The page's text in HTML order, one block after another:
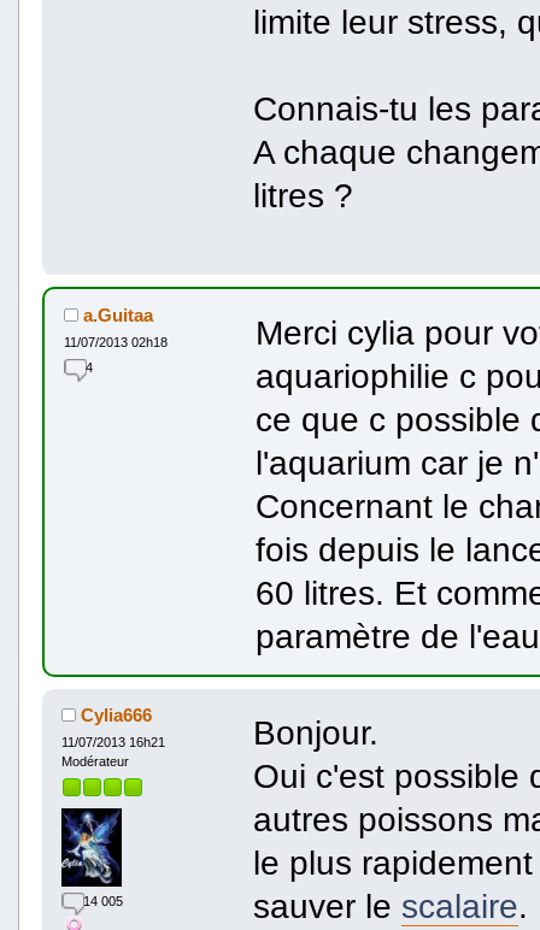
limite leur stress,
Connais-tu les
A chaque
litres ?
a.Guitaa
11/07/2013 02h18
4
Merci cylia pour
aquariophilie c
ce que c possible
l'aquarium car je
Concernant le
fois depuis le
60 litres. Et
paramètre de
Cylia666
11/07/2013 16h21
Modérateur
14 005
Bonjour.
Oui c'est possible
autres poissons
le plus
sauver le scalaire.